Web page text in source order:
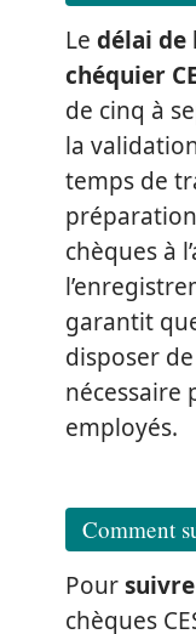
Le délai de
chéquier
de cinq à
la
temps de
chèques à
garantit
disposer
nécessaire
employés.
Comment
Pour
chèques